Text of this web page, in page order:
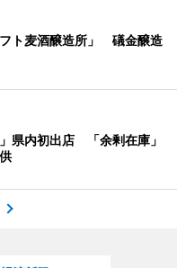
ト麦酒醸造所」 礒金醸造
県内初出店 「余剰在庫」